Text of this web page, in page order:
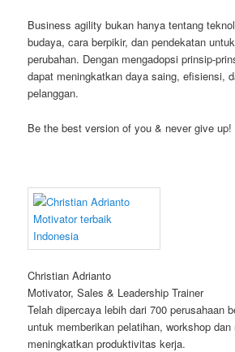
Business agility bukan hanya tentang
budaya, cara berpikir, dan pendekatan
perubahan. Dengan mengadopsi prinsip-
dapat meningkatkan daya saing, efisiensi,
pelanggan.
Be the best version of you & never give up!
Christian Adrianto
Motivator, Sales & Leadership Trainer
Telah dipercaya lebih dari 700 perusahaan
untuk memberikan pelatihan, workshop dan
meningkatkan produktivitas kerja.